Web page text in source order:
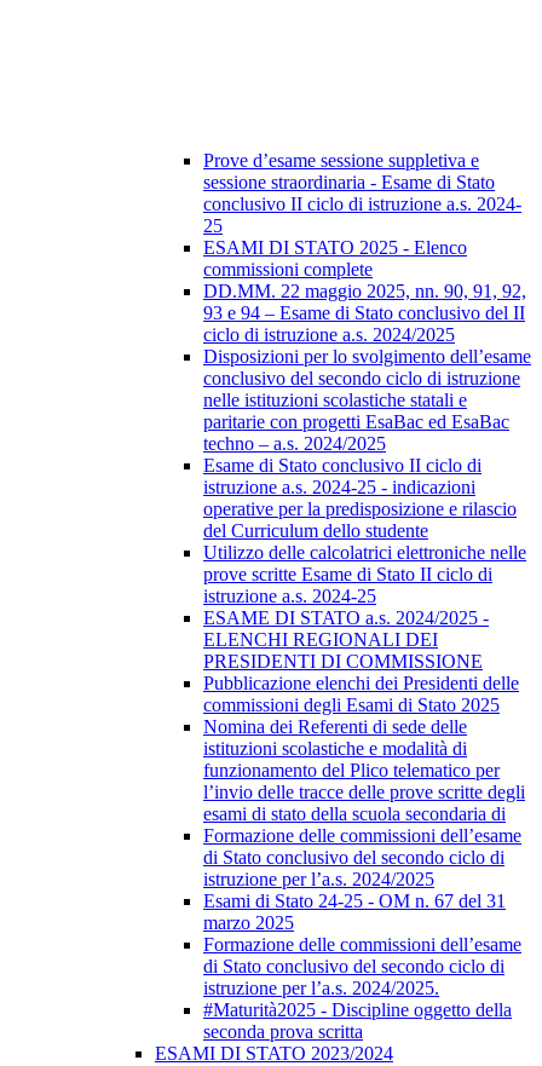
Prove d’esame sessione suppletiva e
sessione straordinaria - Esame di Stato
conclusivo II ciclo di istruzione a.s. 2024-
25
ESAMI DI STATO 2025 - Elenco
commissioni complete
DD.MM. 22 maggio 2025, nn. 90, 91, 92,
93 e 94 – Esame di Stato conclusivo del II
ciclo di istruzione a.s. 2024/2025
Disposizioni per lo svolgimento dell’esame
conclusivo del secondo ciclo di istruzione
nelle istituzioni scolastiche statali e
paritarie con progetti EsaBac ed EsaBac
techno – a.s. 2024/2025
Esame di Stato conclusivo II ciclo di
istruzione a.s. 2024-25 - indicazioni
operative per la predisposizione e rilascio
del Curriculum dello studente
Utilizzo delle calcolatrici elettroniche nelle
prove scritte Esame di Stato II ciclo di
istruzione a.s. 2024-25
ESAME DI STATO a.s. 2024/2025 -
ELENCHI REGIONALI DEI
PRESIDENTI DI COMMISSIONE
Pubblicazione elenchi dei Presidenti delle
commissioni degli Esami di Stato 2025
Nomina dei Referenti di sede delle
istituzioni scolastiche e modalità di
funzionamento del Plico telematico per
l’invio delle tracce delle prove scritte degli
esami di stato della scuola secondaria di
Formazione delle commissioni dell’esame
di Stato conclusivo del secondo ciclo di
istruzione per l’a.s. 2024/2025
Esami di Stato 24-25 - OM n. 67 del 31
marzo 2025
Formazione delle commissioni dell’esame
di Stato conclusivo del secondo ciclo di
istruzione per l’a.s. 2024/2025.
#Maturità2025 - Discipline oggetto della
seconda prova scritta
ESAMI DI STATO 2023/2024